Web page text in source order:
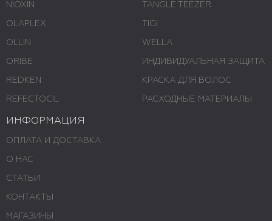
NIOXIN
OLAPLEX
OLLIN
ORIBE
REDKEN
REFECTOCIL
TANGLE TEEZER
TIGI
WELLA
ИНДИВИДУАЛЬНАЯ ЗАЩИТА
КРАСКА ДЛЯ ВОЛОС
РАСХОДНЫЕ МАТЕРИАЛЫ
ИНФОРМАЦИЯ
ОПЛАТА И ДОСТАВКА
О НАС
СТАТЬИ
КОНТАКТЫ
МАГАЗИНЫ